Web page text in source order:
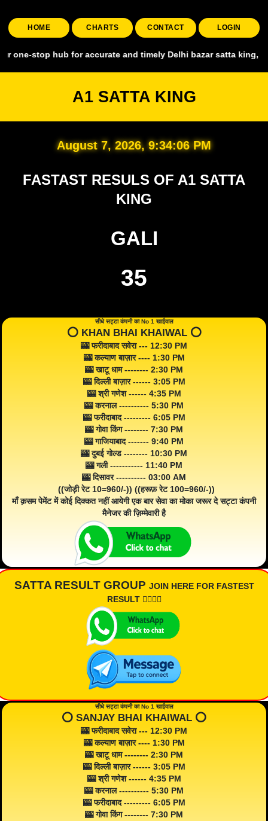
HOME CHARTS CONTACT LOGIN
hub for accurate and timely Delhi bazar satta king, covering
A1 SATTA KING
August 7, 2026, 9:34:07 PM
FASTAST RESULS OF A1 SATTA
KING
GALI
35
सीधे सट्टा कंपनी का No 1 खाईवाल
⭕️ KHAN BHAI KHAIWAL ⭕️
🎰 फरीदाबाद सवेरा --- 12:30 PM
🎰 कल्याण बाज़ार ---- 1:30 PM
🎰 खाटू धाम -------- 2:30 PM
🎰 दिल्ली बाज़ार ------ 3:05 PM
🎰 श्री गणेश ------ 4:35 PM
🎰 करनाल ---------- 5:30 PM
🎰 फरीदाबाद --------- 6:05 PM
🎰 गोवा किंग -------- 7:30 PM
🎰 गाजियाबाद ------- 9:40 PM
🎰 दुबई गोल्ड -------- 10:30 PM
🎰 गली ----------- 11:40 PM
🎰 दिसावर ---------- 03:00 AM
((जोड़ी रेट 10=960/-)) ((हरूफ़ रेट 100=960/-))
माँ क़सम पेमेंट में कोई दिक्कत नहीं आयेगी एक बार सेवा का मोका जरूर दे सट्टा कंपनी
मैनेजर की ज़िम्मेवारी है
SATTA RESULT GROUP JOIN HERE FOR FASTEST
RESULT 👇🏾👇🏾
सीधे सट्टा कंपनी का No 1 खाईवाल
⭕️ SANJAY BHAI KHAIWAL ⭕️
🎰 फरीदाबाद सवेरा --- 12:30 PM
🎰 कल्याण बाज़ार ---- 1:30 PM
🎰 खाटू धाम -------- 2:30 PM
🎰 दिल्ली बाज़ार ------ 3:05 PM
🎰 श्री गणेश ------ 4:35 PM
🎰 करनाल ---------- 5:30 PM
🎰 फरीदाबाद --------- 6:05 PM
🎰 गोवा किंग -------- 7:30 PM